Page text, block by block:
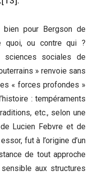
pour Bergson de
quoi, ou contre qui ?
sciences sociales de
» renvoie sans
« forces profondes »
: tempéraments
etc., selon une
Lucien Febvre et de
fut à l’origine d’un
de tout approche
aux structures